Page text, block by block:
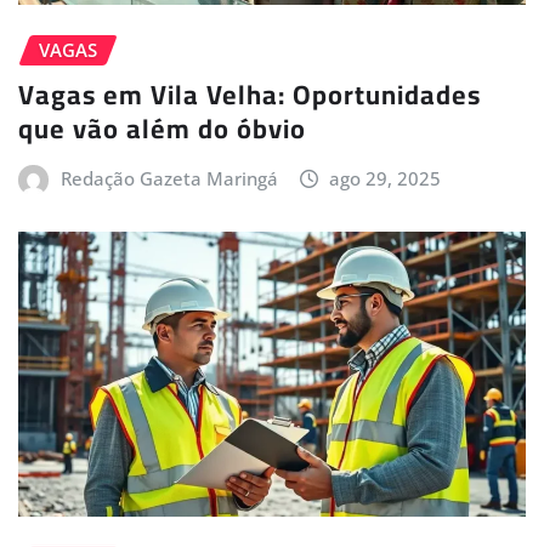
VAGAS
Vagas em Vila Velha: Oportunidades
que vão além do óbvio
Redação Gazeta Maringá ago 29, 2025